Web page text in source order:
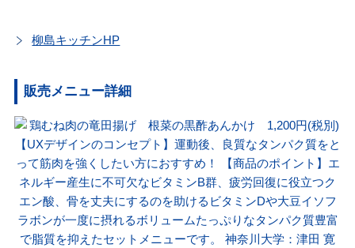
柳島キッチンHP
販売メニュー詳細